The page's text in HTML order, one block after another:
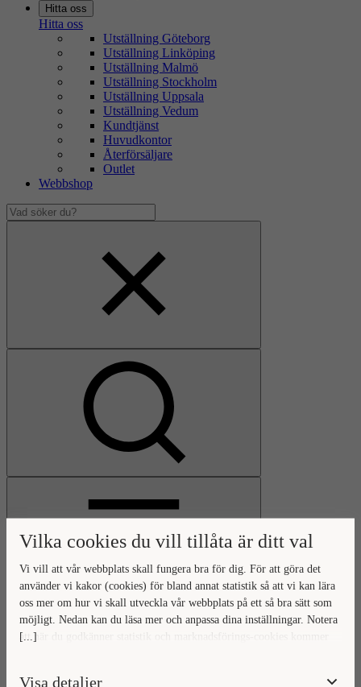
Vilka cookies du vill tillåta är ditt val
[...]
Vi vill att vår webbplats skall fungera bra för dig. För att göra det
använder vi kakor (cookies) för bland annat statistik så att vi kan lära
oss mer om hur vi skall utveckla vår webbplats på ett så bra sätt som
möjligt. Nedan kan du läsa mer och anpassa dina inställningar. Notera
att när du godkänner statistik och marknadsförings-cookies kommer
Visa detaljer
Hitta oss
Hitta oss
Utställning Göteborg
Utställning Linköping
Utställning Malmö
Utställning Stockholm
Utställning Uppsala
Utställning Vedum
Kundtjänst
Huvudkontor
Återförsäljare
Outlet
Webbshop
Vad
söker
Öppna
huvudmeny
GåStäng
huvudmeny